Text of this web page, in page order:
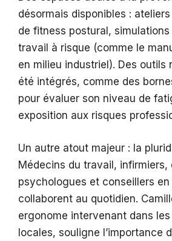
désormais disponibles :
de fitness postural,
travail à risque (comme le
en milieu industriel). Des outils
été intégrés, comme des
pour évaluer son niveau de
exposition aux risques
Un autre atout majeur : la
Médecins du travail, infirmiers,
psychologues et conseillers
collaborent au quotidien.
ergonome intervenant dans
locales, souligne l’importance